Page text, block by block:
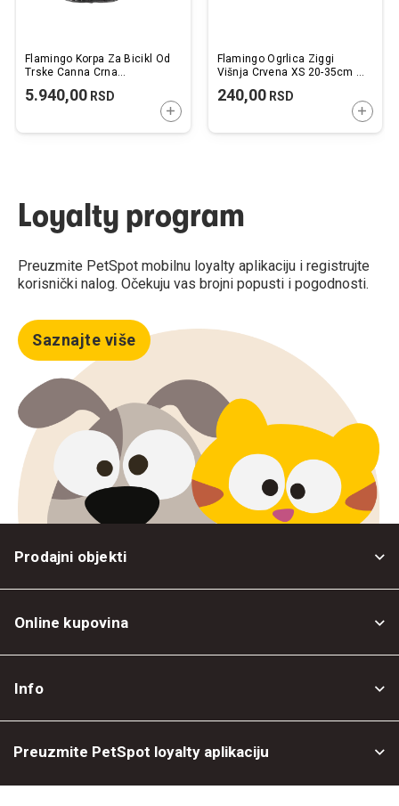
Flamingo Korpa Za Bicikl Od
Trske Canna Crna
5.940,00 RSD
DODAJTE U KORPU
Flamingo Ogrlica Ziggi
Višnja Crvena XS 20-35cm x
240,00RSD
Loyalty program
Preuzmite PetSpot mobilnu loyalty aplikaciju i registrujte
korisnički nalog. Očekuju vas brojni popusti i pogodnosti.
Saznajte više
Prodajni objekti
Online kupovina
Info
Preuzmite PetSpot loyalty aplikaciju